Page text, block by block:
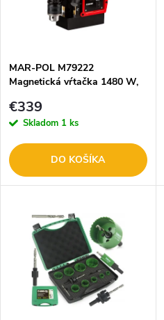
e
p
r
o
s
p
r
o
MAR-POL M79222
Magnetická vŕtačka 1480 W,
€339
Skladom 1 ks
DO KOŠÍKA